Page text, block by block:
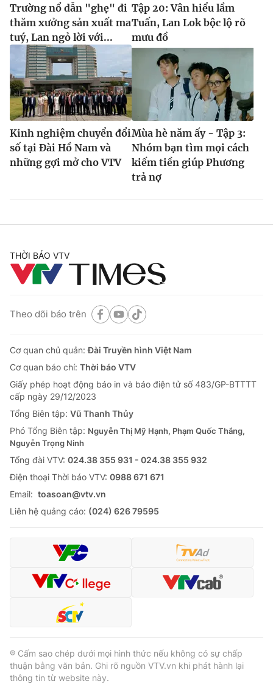
Trường nổ dẫn "ghẹ" đi
thăm xưởng sản xuất ma
tuý, Lan ngỏ lời với...
Tập 20: Vân hiểu lầm
Tuấn, Lan Lok bộc lộ rõ
mưu đồ
Kinh nghiệm chuyển đổi
số tại Đài Hồ Nam và
những gợi mở cho VTV
Mùa hè năm ấy - Tập 3:
Nhóm bạn tìm mọi cách
kiếm tiền giúp Phương
trả nợ
THỜI BÁO VTV
Theo dõi báo trên
Cơ quan chủ quản:Đài Truyền hình Việt Nam
Cơ quan báo chí: Thời báo VTV
Giấy phép hoạt động báo in và báo điện tử số 483/GP-BTTTT
cấp ngày 29/12/2023
Tổng Biên tập: Vũ Thanh Thủy
Phó Tổng Biên tập: Nguyễn Thị Mỹ Hạnh, Phạm Quốc Thắng,
Nguyễn Trọng Ninh
Tổng đài VTV: 024.38 355 931 - 024.38 355 932
Ðiện thoại Thời báo VTV: 0988 671 671
Email: toasoan@vtv.vn
Liên hệ quảng cáo: (024) 626 79595
® Cấm sao chép dưới mọi hình thức nếu không có sự chấp
thuận bằng văn bản. Ghi rõ nguồn VTV.vn khi phát hành lại
thông tin từ website này.